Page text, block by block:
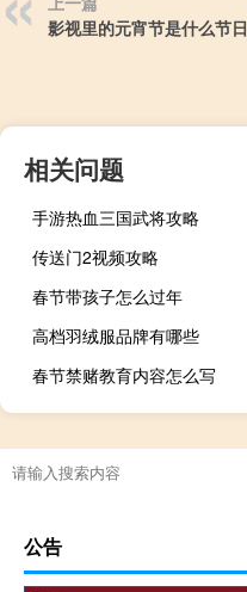
影视里的元宵节是什么节日
相关问题
手游热血三国武将攻略
传送门2视频攻略
春节带孩子怎么过年
高档羽绒服品牌有哪些
春节禁赌教育内容怎么写
公告